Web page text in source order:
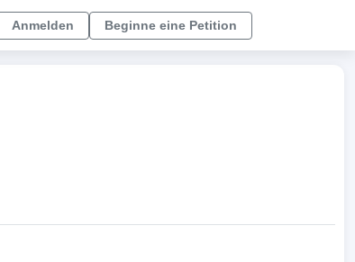
Anmelden Beginne eine Petition